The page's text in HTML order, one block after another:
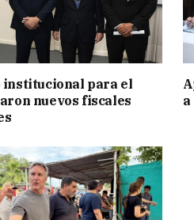
institucional para el
nuevos fiscales